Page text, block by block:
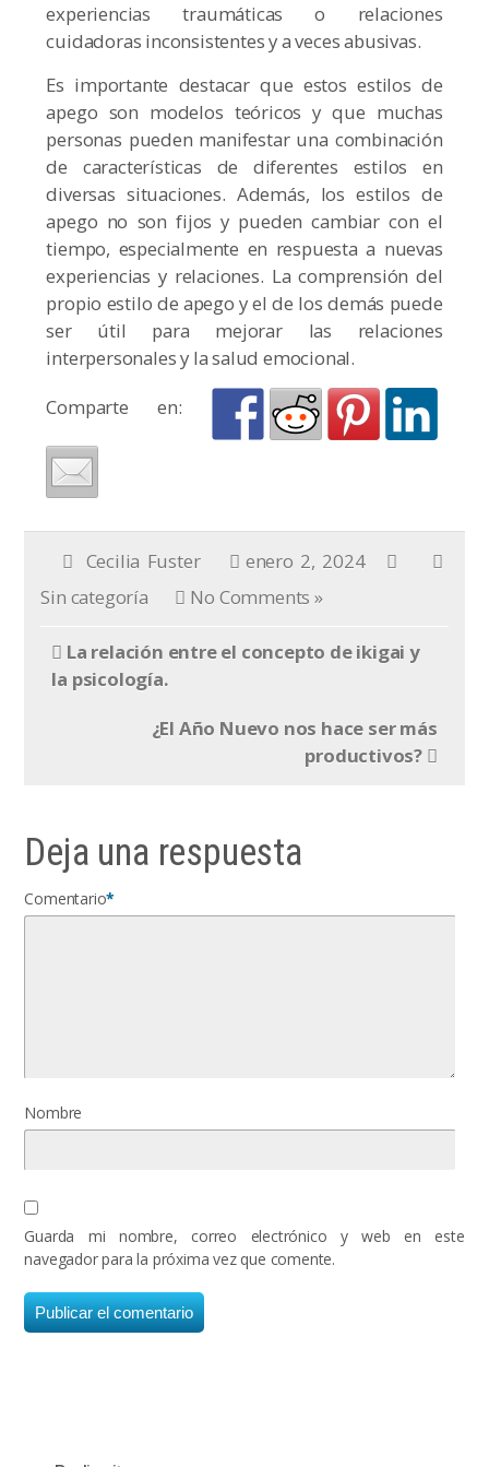
experiencias traumáticas o relaciones
cuidadoras inconsistentes y a veces abusivas.
Es importante destacar que estos estilos de
apego son modelos teóricos y que muchas
personas pueden manifestar una combinación
de características de diferentes estilos en
diversas situaciones. Además, los estilos de
apego no son fijos y pueden cambiar con el
tiempo, especialmente en respuesta a nuevas
experiencias y relaciones. La comprensión del
propio estilo de apego y el de los demás puede
ser útil para mejorar las relaciones
interpersonales y la salud emocional.
Comparte en:
Cecilia Fuster
enero 2, 2024
Sin categoría
No Comments »
La relación entre el concepto de ikigai y
la psicología.
¿El Año Nuevo nos hace ser más
productivos?
Deja una respuesta
Comentario*
Nombre
Guarda mi nombre, correo electrónico y web en este
navegador para la próxima vez que comente.